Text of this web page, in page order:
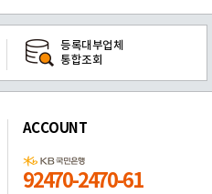
등록대부업체
통합조회
ACCOUNT
92470-2470-61